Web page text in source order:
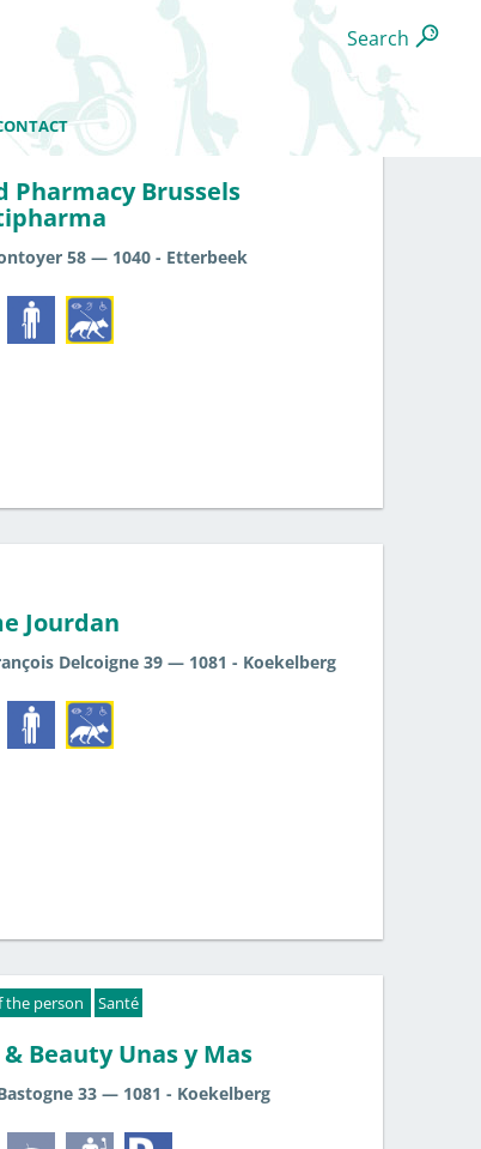
Search
Shopping
Pharmacy Brussels
58 — 1040 - Etterbeek
Jourdan
Delcoigne 39 — 1081 - Koekelberg
the person Santé
Beauty Unas y Mas
33 — 1081 - Koekelberg